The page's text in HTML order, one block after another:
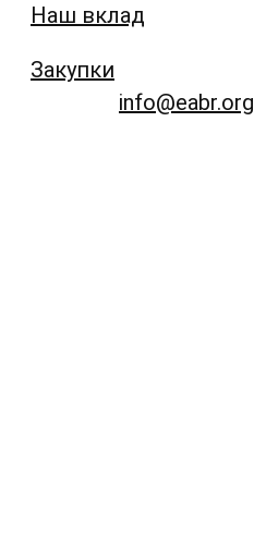
Наш вклад
Закупки
info@eabr.org